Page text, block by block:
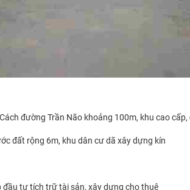
đường Trần Não khoảng 100m, khu cao
đất rộng 6m, khu dân cư dã xây dựng kín
tư tích trữ tài sản, xây dựng cho thuê